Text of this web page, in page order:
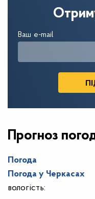
Ваш e-mail
Прогноз
Погода
Погода у Черкасах
вологість: